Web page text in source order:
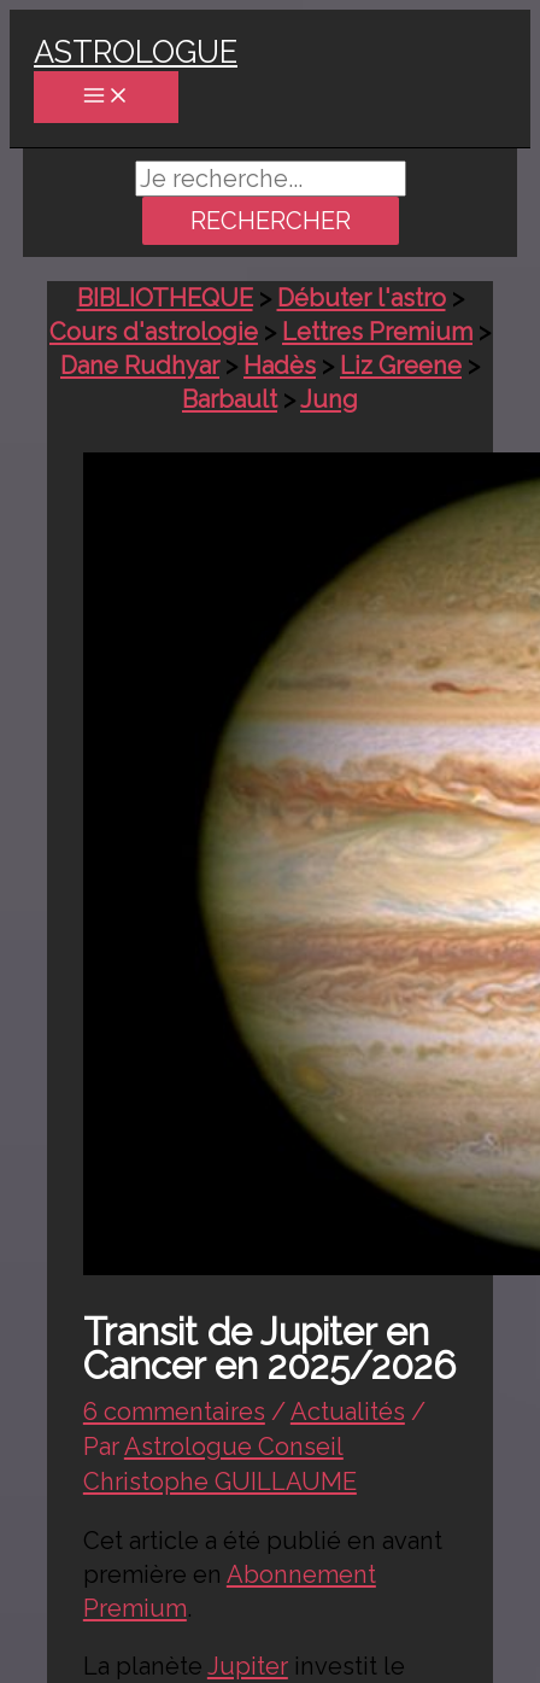
au
contenu
ASTROLOGUE
Rechercher :
BIBLIOTHEQUE> Débuter l'astro>
Cours d'astrologie > Lettres Premium >
Dane Rudhyar> Hadès > Liz Greene >
Barbault>Jung
Transit de Jupiter en
Cancer en 2025/2026
6 commentaires /Actualités /
ParAstrologue Conseil
Christophe GUILLAUME
Cet article a été publié en avant
première en Abonnement
Premium.
La planète Jupiterinvestit le